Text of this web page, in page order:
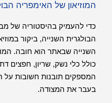
המוזיאון של האימפריה
כדי להעמיק בהיסטוריה של
הבולגרית השנייה, ביקור
השנייה שבאתר הוא חובה.
כולל כלי נשק, שריון, חפצים
המספקים תובנות חשובות על
בעבר את המצודה.